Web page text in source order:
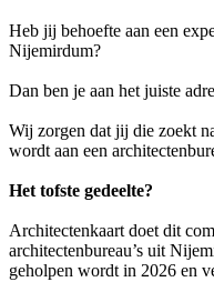
Heb jij behoefte aan een
Nijemirdum?
Dan ben je aan het juiste
Wij zorgen dat jij die zoekt
wordt aan een
Het tofste gedeelte?
Architectenkaart doet dit
architectenbureau’s uit
geholpen wordt in 2026 en